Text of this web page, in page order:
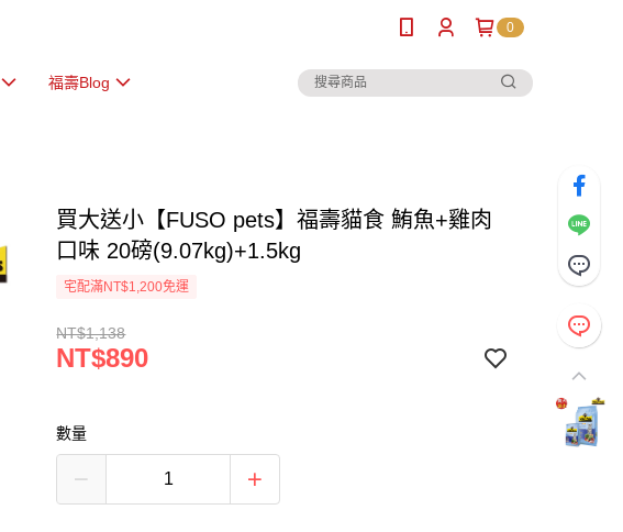
0
福壽Blog
買大送小【FUSO pets】福壽貓食 鮪魚+雞肉
口味 20磅(9.07kg)+1.5kg
宅配滿NT$1,200免運
NT$1,138
NT$890
數量